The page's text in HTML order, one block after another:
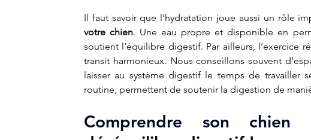
Il faut savoir que l’hydratation joue aussi un rôle
votre chien. Une eau propre et disponible en
soutient l’équilibre digestif. Par ailleurs, l’exercice
transit harmonieux. Nous conseillons souvent
laisser au système digestif le temps de travailler
routine, permettent de soutenir la digestion de
Comprendre son